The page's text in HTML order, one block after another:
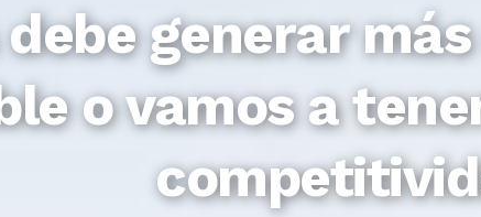
debe generar
o vamos a